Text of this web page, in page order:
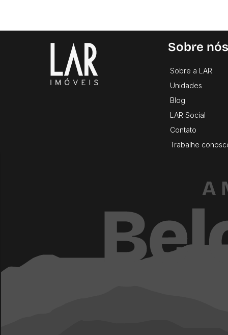
Sobre nós
Sobre a LAR
Unidades
Blog
LAR Social
Contato
Trabalhe